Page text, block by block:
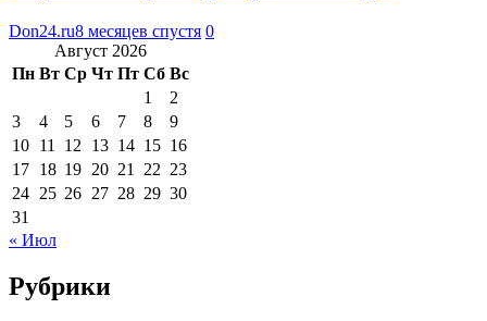
Don24.ru8 месяцев спустя 0
Август 2026
Пн Вт Ср Чт Пт Сб Вс
1
2
3
4 5 6 7 8
9
10 11 12 13 14 15 16
17 18 19 20 21 22 23
24 25 26 27 28 29 30
31
« Июл
Рубрики